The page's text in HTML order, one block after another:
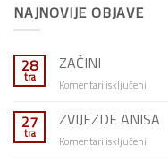
NAJNOVIJE OBJAVE
28
tra
ZAČINI
Komentari isključeni
27
tra
ZVIJEZDE ANISA
Komentari isključeni